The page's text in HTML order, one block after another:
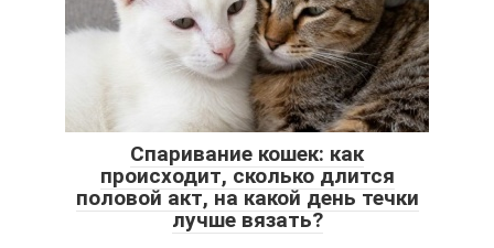
Спаривание кошек: как
происходит, сколько длится
половой акт, на какой день течки
лучше вязать?